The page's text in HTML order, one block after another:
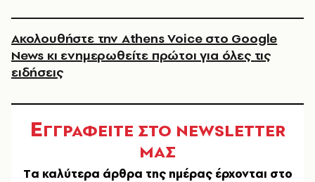
Ακολουθήστε την Athens Voice στο Google
News κι ενημερωθείτε πρώτοι για όλες τις
ειδήσεις
ΕΓΓΡΑΦΕΙΤΕ ΣΤΟ NEWSLETTER
ΜΑΣ
Tα καλύτερα άρθρα της ημέρας έρχονται στο